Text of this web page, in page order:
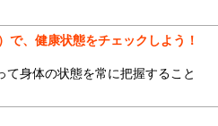
で、健康状態をチェックしよう！
て身体の状態を常に把握すること